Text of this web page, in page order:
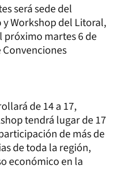
será sede del
Workshop del Litoral,
próximo martes 6 de
de 14 a 17,
tendrá lugar de 17
de más de
de toda la región,
económico en la